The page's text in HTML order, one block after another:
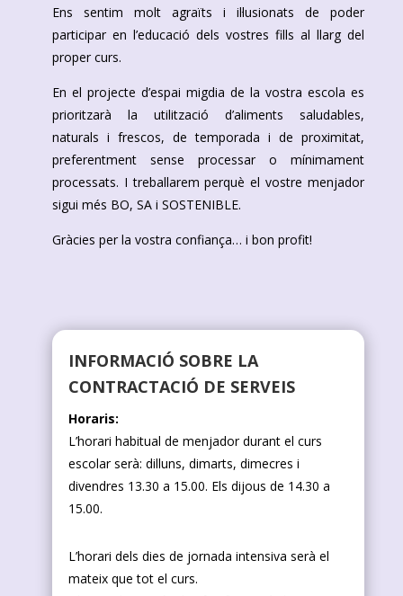
Ens sentim molt agraïts i il·lusionats de poder
participar en l’educació dels vostres fills al llarg del
proper curs.
En el projecte d’espai migdia de la vostra escola es
prioritzarà la utilització d’aliments saludables,
naturals i frescos, de temporada i de proximitat,
preferentment sense processar o mínimament
processats. I treballarem perquè el vostre menjador
sigui més BO, SA i SOSTENIBLE.
Gràcies per la vostra confiança… i bon profit!
INFORMACIÓ SOBRE LA
CONTRACTACIÓ DE SERVEIS
Horaris:
L’horari habitual de menjador durant el curs
escolar serà: dilluns, dimarts, dimecres i
divendres 13.30 a 15.00. Els dijous de 14.30 a
15.00.
L’horari dels dies de jornada intensiva serà el
mateix que tot el curs.